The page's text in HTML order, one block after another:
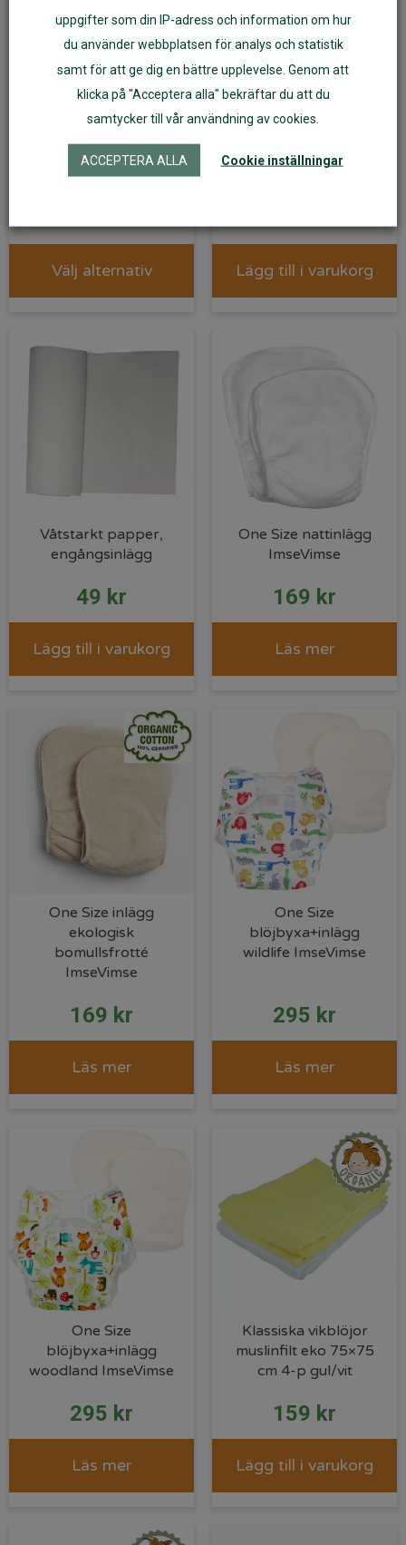
Blöjbyxa PUL-skal
ImseVimse Vit
Välj alternativ
Blöjhink/Tvätthink, vit
Lägg till i varukorg
Våtstarkt papper,
engångsinlägg
49 kr
Lägg till i varukorg
One Size nattinlägg
ImseVimse
169 kr
Läs mer
One Size inlägg
ekologisk
bomullsfrotté
ImseVimse
169 kr
Läs mer
One Size
blöjbyxa+inlägg
wildlife ImseVimse
295 kr
Läs mer
One Size
blöjbyxa+inlägg
woodland ImseVimse
295 kr
Läs mer
Klassiska vikblöjor
muslinfilt eko 75×75
cm 4-p gul/vit
159 kr
Lägg till i varukorg
uppgifter som din IP-adress och information om hur
du använder webbplatsen för analys och statistik
samt för att ge dig en bättre upplevelse. Genom att
klicka på "Acceptera alla" bekräftar du att du
samtycker till vår användning av cookies.
ACCEPTERA ALLA Cookie inställningar